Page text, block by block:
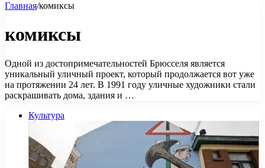
Главная/комиксы
комиксы
Одной из достопримечательностей Брюсселя является
уникальный уличный проект, который продолжается вот уже
на протяжении 24 лет. В 1991 году уличные художники стали
раскрашивать дома, здания и …
Культура